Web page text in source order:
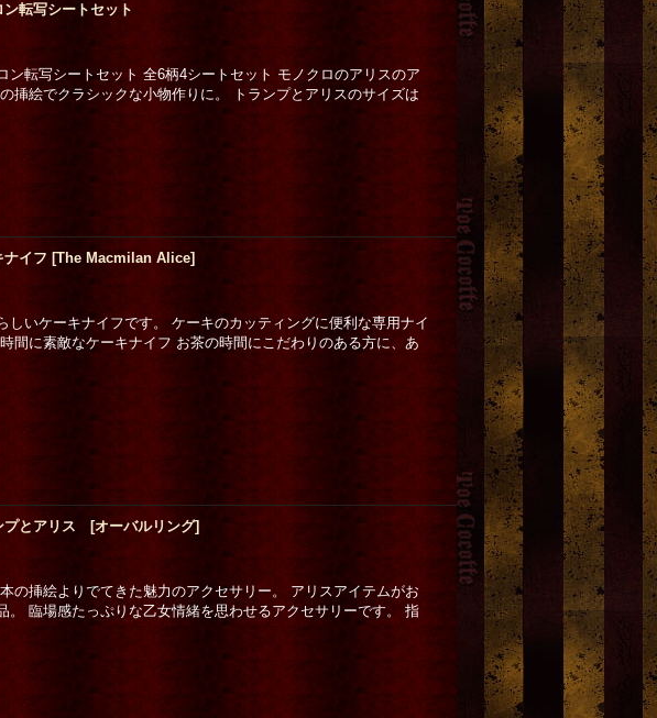
転写シートセット
転写シートセット 全6柄4シートセット モノクロのアリスのア
挿絵でクラシックな小物作りに。 トランプとアリスのサイズは
イフ [The Macmilan Alice]
しいケーキナイフです。 ケーキのカッティングに便利な専用ナイ
間に素敵なケーキナイフ お茶の時間にこだわりのある方に、あ
とアリス [オーバルリング]
の挿絵よりでてきた魅力のアクセサリー。 アリスアイテムがお
。 臨場感たっぷりな乙女情緒を思わせるアクセサリーです。 指